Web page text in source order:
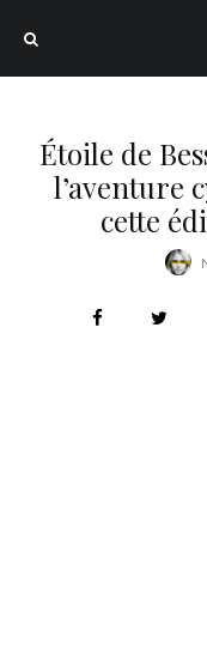
Étoile de
l’aventure
cette